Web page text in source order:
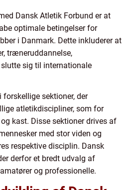
Dansk Atletik Forbund er at
optimale betingelser for
i Danmark. Dette inkluderer at
træneruddannelse,
sig til internationale
forskellige sektioner, der
atletikdiscipliner, som for
kast. Disse sektioner drives af
med stor viden og
respektive disciplin. Dansk
derfor et bredt udvalg af
og professionelle.